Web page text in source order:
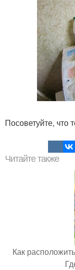
Посоветуйте, что
Читайте также
Как